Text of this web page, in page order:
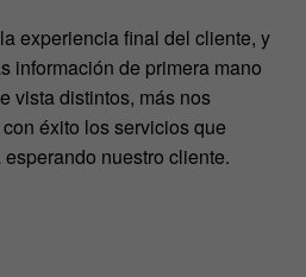
experiencia final del cliente, y
información de primera mano
vista distintos, más nos
éxito los servicios que
nuestro cliente.